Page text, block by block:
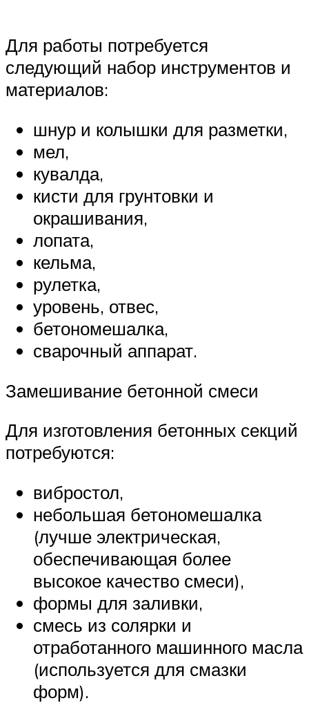
Для работы потребуется
следующий набор инструментов и
материалов:
шнур и колышки для разметки,
мел,
кувалда,
кисти для грунтовки и
окрашивания,
лопата,
кельма,
рулетка,
уровень, отвес,
бетономешалка,
сварочный аппарат.
Замешивание бетонной смеси
Для изготовления бетонных секций
потребуются:
вибростол,
небольшая бетономешалка
(лучше электрическая,
обеспечивающая более
высокое качество смеси),
формы для заливки,
смесь из солярки и
отработанного машинного масла
(используется для смазки
форм).